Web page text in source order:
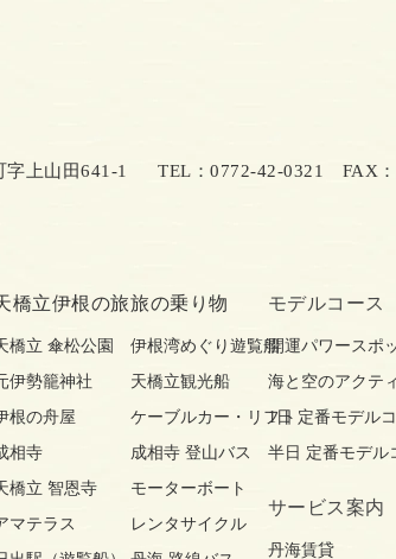
字上山田641-1 TEL：0772-42-0321 FAX：
橋立伊根の旅
橋立 傘松公園
伊勢籠神社
根の舟屋
相寺
橋立 智恩寺
マテラス
旅の乗り物
伊根湾めぐり遊覧船
天橋立観光船
ケーブルカー・リフト
成相寺 登山バス
モーターボート
レンタサイクル
モデルコース
開運パワースポ
海と空のアクテ
1日 定番モデル
半日 定番モデル
サービス案内
丹海賃貸